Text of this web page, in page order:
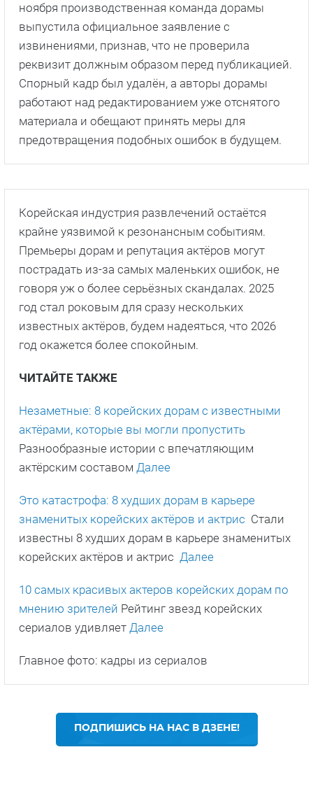
ноября производственная команда дорамы
выпустила официальное заявление с
извинениями, признав, что не проверила
реквизит должным образом перед публикацией.
Спорный кадр был удалён, а авторы дорамы
работают над редактированием уже отснятого
материала и обещают принять меры для
предотвращения подобных ошибок в будущем.
Корейская индустрия развлечений остаётся
крайне уязвимой к резонансным событиям.
Премьеры дорам и репутация актёров могут
пострадать из-за самых маленьких ошибок, не
говоря уж о более серьёзных скандалах. 2025
год стал роковым для сразу нескольких
известных актёров, будем надеяться, что 2026
год окажется более спокойным.
ЧИТАЙТЕ ТАКЖЕ
Незаметные: 8 корейских дорам с известными
актёрами, которые вы могли пропустить
Разнообразные истории с впечатляющим
актёрским составом Далее
Это катастрофа: 8 худших дорам в карьере
знаменитых корейских актёров и актрис Стали
известны 8 худших дорам в карьере знаменитых
корейских актёров и актрис Далее
10 самых красивых актеров корейских дорам по
мнению зрителей Рейтинг звезд корейских
сериалов удивляет Далее
Главное фото: кадры из сериалов
ПОДПИШИСЬ НА НАС В ДЗЕНЕ!